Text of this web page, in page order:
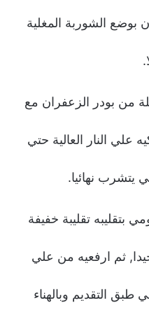
بوضع الشوربة المغلية
من بودر الزعفران مع
علي النار العالية حتي
يتشرب نهائيا.
بتقليبه تقليبة خفيفة
ثم ارفعيه من علي
طبق التقديم وبالهناء